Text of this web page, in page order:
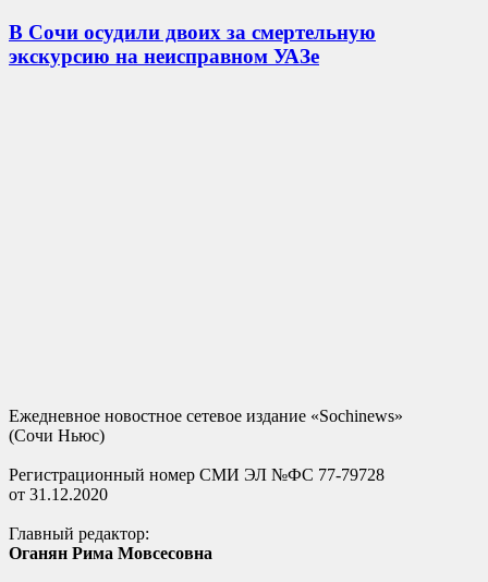
В Сочи осудили двоих за смертельную
экскурсию на неисправном УАЗе
Ежедневное новостное сетевое издание «Sochinews»
(Сочи Ньюс)
Регистрационный номер СМИ ЭЛ №ФС 77-79728
от 31.12.2020
Главный редактор:
Оганян Рима Мовсесовна